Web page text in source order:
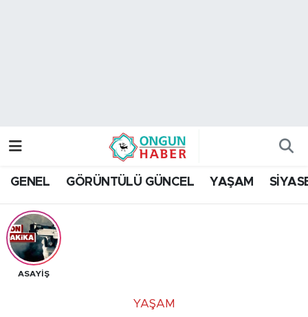
GENEL GÖRÜNTÜLÜ GÜNCEL YAŞAM
ASAYİŞ
YAŞAM
Trafik Durumu
Tüm Manşetler
Son Dakika Haberleri